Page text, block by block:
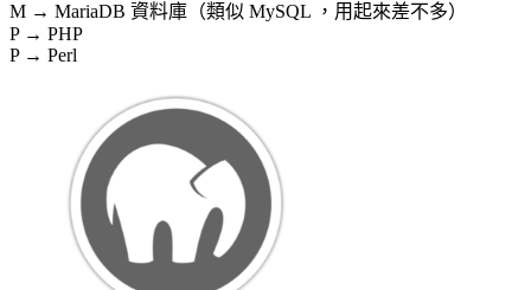
M → MariaDB 資料庫（類似 MySQL ，用起來差不多）
P → PHP
P → Perl